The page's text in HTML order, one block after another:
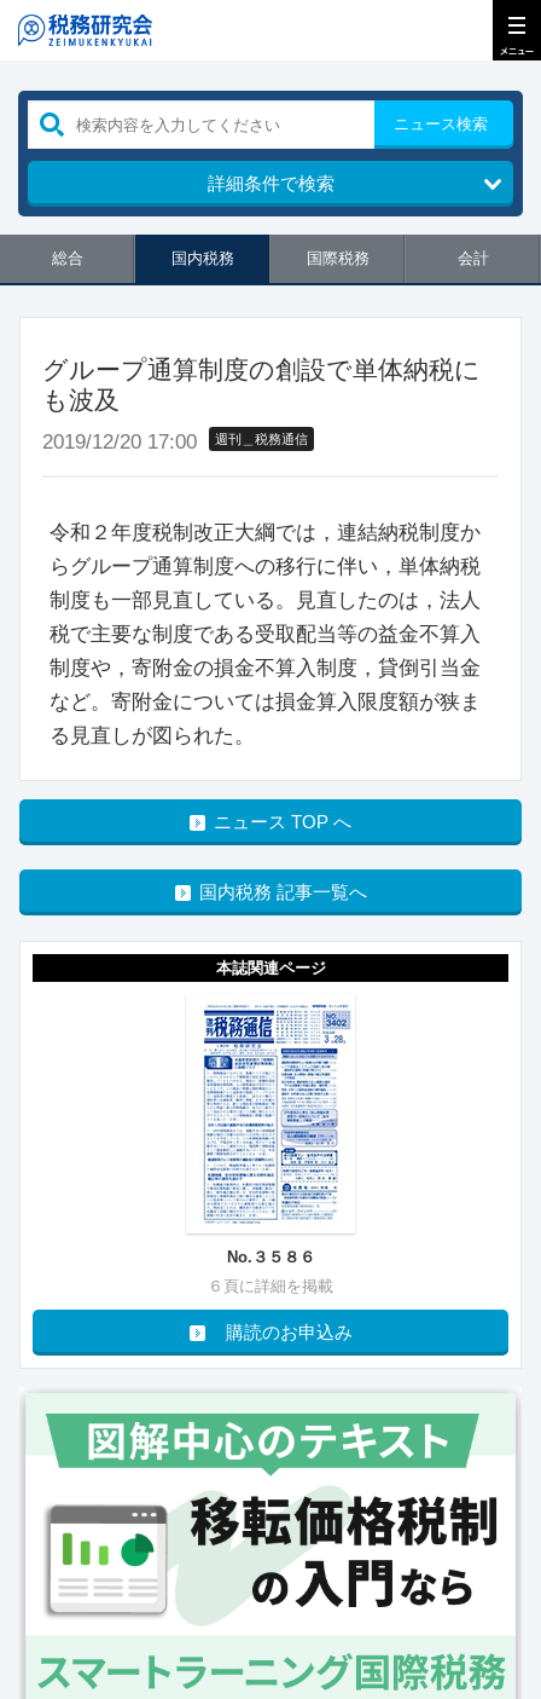
ニュース検索
詳細条件で検索
総合 国内税務 国際税務 会計
グループ通算制度の創設で単体納税に
も波及
2019/12/20 17:00 週刊＿税務通信
令和２年度税制改正大綱では，連結納税制度か
らグループ通算制度への移行に伴い，単体納税
制度も一部見直している。見直したのは，法人
税で主要な制度である受取配当等の益金不算入
制度や，寄附金の損金不算入制度，貸倒引当金
など。寄附金については損金算入限度額が狭ま
る見直しが図られた。
ニュース TOP へ
国内税務 記事一覧へ
本誌関連ページ
No.３５８６
６頁に詳細を掲載
購読のお申込み